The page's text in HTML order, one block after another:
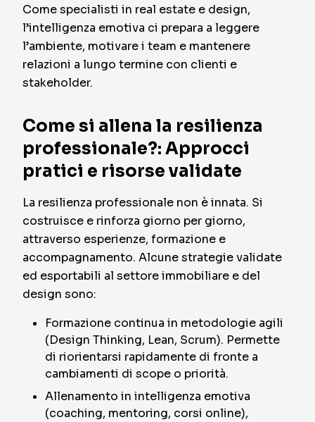
Come specialisti in real estate e design,
l’intelligenza emotiva ci prepara a leggere
l’ambiente, motivare i team e mantenere
relazioni a lungo termine con clienti e
stakeholder.
Come si allena la resilienza
professionale?: Approcci
pratici e risorse validate
La resilienza professionale non è innata. Si
costruisce e rinforza giorno per giorno,
attraverso esperienze, formazione e
accompagnamento. Alcune strategie validate
ed esportabili al settore immobiliare e del
design sono:
Formazione continua in metodologie agili
(Design Thinking, Lean, Scrum). Permette
di riorientarsi rapidamente di fronte a
cambiamenti di scope o priorità.
Allenamento in intelligenza emotiva
(coaching, mentoring, corsi online),